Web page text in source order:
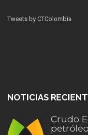
Tweets by CTColombia
NOTICIAS
Crudo